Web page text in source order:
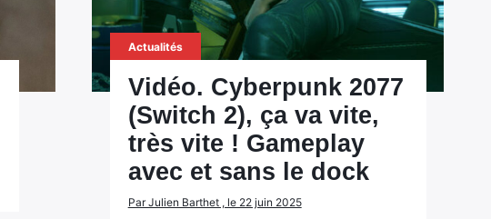
Actualités
Vidéo. Cyberpunk 2077
(Switch 2), ça va vite,
très vite ! Gameplay
avec et sans le dock
Par Julien Barthet , le 22 juin 2025